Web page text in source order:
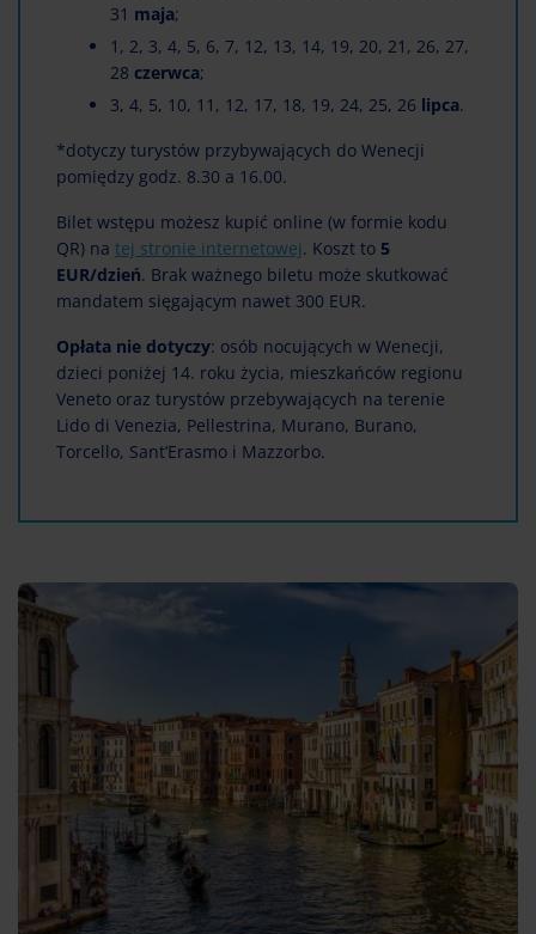
31 maja;
1, 2, 3, 4, 5, 6, 7, 12, 13, 14, 19, 20, 21, 26, 27,
28 czerwca;
3, 4, 5, 10, 11, 12, 17, 18, 19, 24, 25, 26 lipca.
*dotyczy turystów przybywających do Wenecji
pomiędzy godz. 8.30 a 16.00.
Bilet wstępu możesz kupić online (w formie kodu
QR) na tej stronie internetowej. Koszt to 5
EUR/dzień. Brak ważnego biletu może skutkować
mandatem sięgającym nawet 300 EUR.
Opłata nie dotyczy: osób nocujących w Wenecji,
dzieci poniżej 14. roku życia, mieszkańców regionu
Veneto oraz turystów przebywających na terenie
Lido di Venezia, Pellestrina, Murano, Burano,
Torcello, Sant’Erasmo i Mazzorbo.